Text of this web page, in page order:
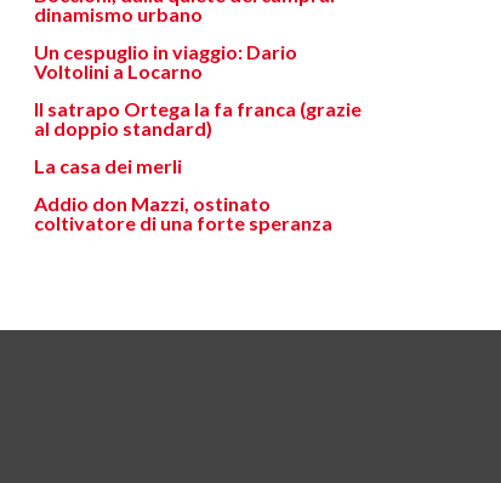
dinamismo urbano
Un cespuglio in viaggio: Dario
Voltolini a Locarno
Il satrapo Ortega la fa franca (grazie
al doppio standard)
La casa dei merli
Addio don Mazzi, ostinato
coltivatore di una forte speranza